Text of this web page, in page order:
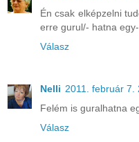
Én csak elképzelni
erre gurul/- hatna
Válasz
Nelli 2011. február 7.
Felém is guralhatna
Válasz